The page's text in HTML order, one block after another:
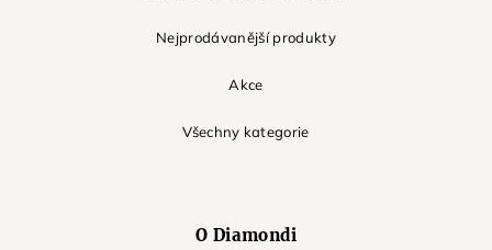
Nejprodávanější produkty
Akce
Všechny kategorie
O Diamondi